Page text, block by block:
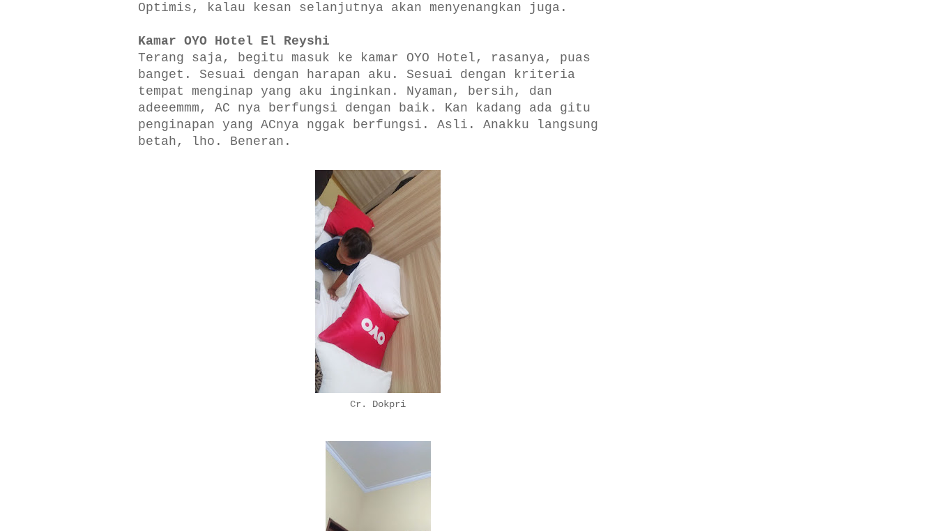
Optimis, kalau kesan selanjutnya akan menyenangkan juga.
Kamar OYO Hotel El Reyshi
Terang saja, begitu masuk ke kamar OYO Hotel, rasanya, puas
banget. Sesuai dengan harapan aku. Sesuai dengan kriteria
tempat menginap yang aku inginkan. Nyaman, bersih, dan
adeeemmm, AC nya berfungsi dengan baik. Kan kadang ada gitu
penginapan yang ACnya nggak berfungsi. Asli. Anakku langsung
betah, lho. Beneran.
Cr. Dokpri